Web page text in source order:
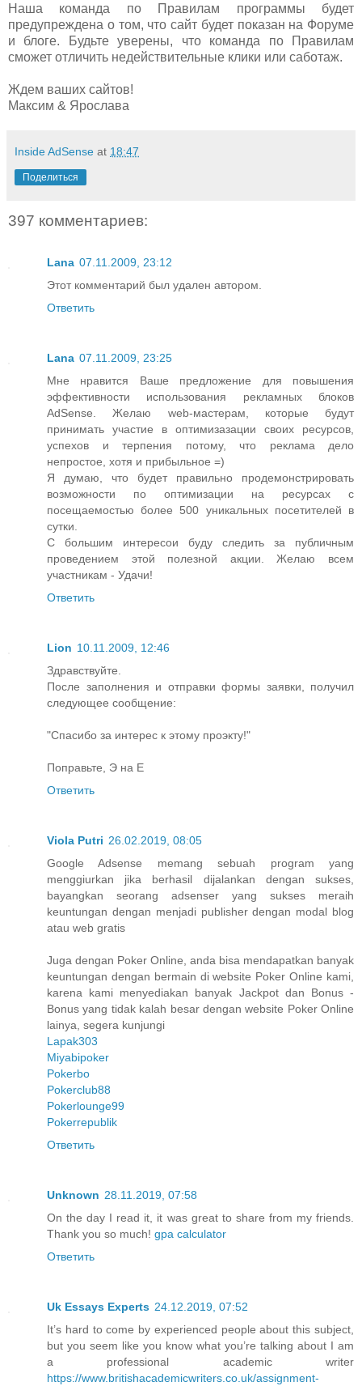
Наша команда по Правилам программы будет
предупреждена о том, что сайт будет показан на Форуме
и блоге. Будьте уверены, что команда по Правилам
сможет отличить недействительные клики или саботаж.
Ждем ваших сайтов!
Максим & Ярослава
Inside AdSense at 18:47
Поделиться
397 комментариев:
Lana 07.11.2009, 23:12
Этот комментарий был удален автором.
Ответить
Lana 07.11.2009, 23:25
Мне нравится Ваше предложение для повышения
эффективности использования рекламных блоков
AdSense. Желаю web-мастерам, которые будут
принимать участие в оптимизазации своих ресурсов,
успехов и терпения потому, что реклама дело
непростое, хотя и прибыльное =)
Я думаю, что будет правильно продемонстрировать
возможности по оптимизации на ресурсах с
посещаемостью более 500 уникальных посетителей в
сутки.
С большим интересои буду следить за публичным
проведением этой полезной акции. Желаю всем
участникам - Удачи!
Ответить
Lion 10.11.2009, 12:46
Здравствуйте.
После заполнения и отправки формы заявки, получил
следующее сообщение:
"Спасибо за интерес к этому проэкту!"
Поправьте, Э на Е
Ответить
Viola Putri 26.02.2019, 08:05
Google Adsense memang sebuah program yang
menggiurkan jika berhasil dijalankan dengan sukses,
bayangkan seorang adsenser yang sukses meraih
keuntungan dengan menjadi publisher dengan modal blog
atau web gratis
Juga dengan Poker Online, anda bisa mendapatkan banyak
keuntungan dengan bermain di website Poker Online kami,
karena kami menyediakan banyak Jackpot dan Bonus -
Bonus yang tidak kalah besar dengan website Poker Online
lainya, segera kunjungi
Lapak303
Miyabipoker
Pokerbo
Pokerclub88
Pokerlounge99
Pokerrepublik
Ответить
Unknown 28.11.2019, 07:58
On the day I read it, it was great to share from my friends.
Thank you so much! gpa calculator
Ответить
Uk Essays Experts 24.12.2019, 07:52
It’s hard to come by experienced people about this subject,
but you seem like you know what you’re talking about I am
a professional academic writer
https://www.britishacademicwriters.co.uk/assignment-